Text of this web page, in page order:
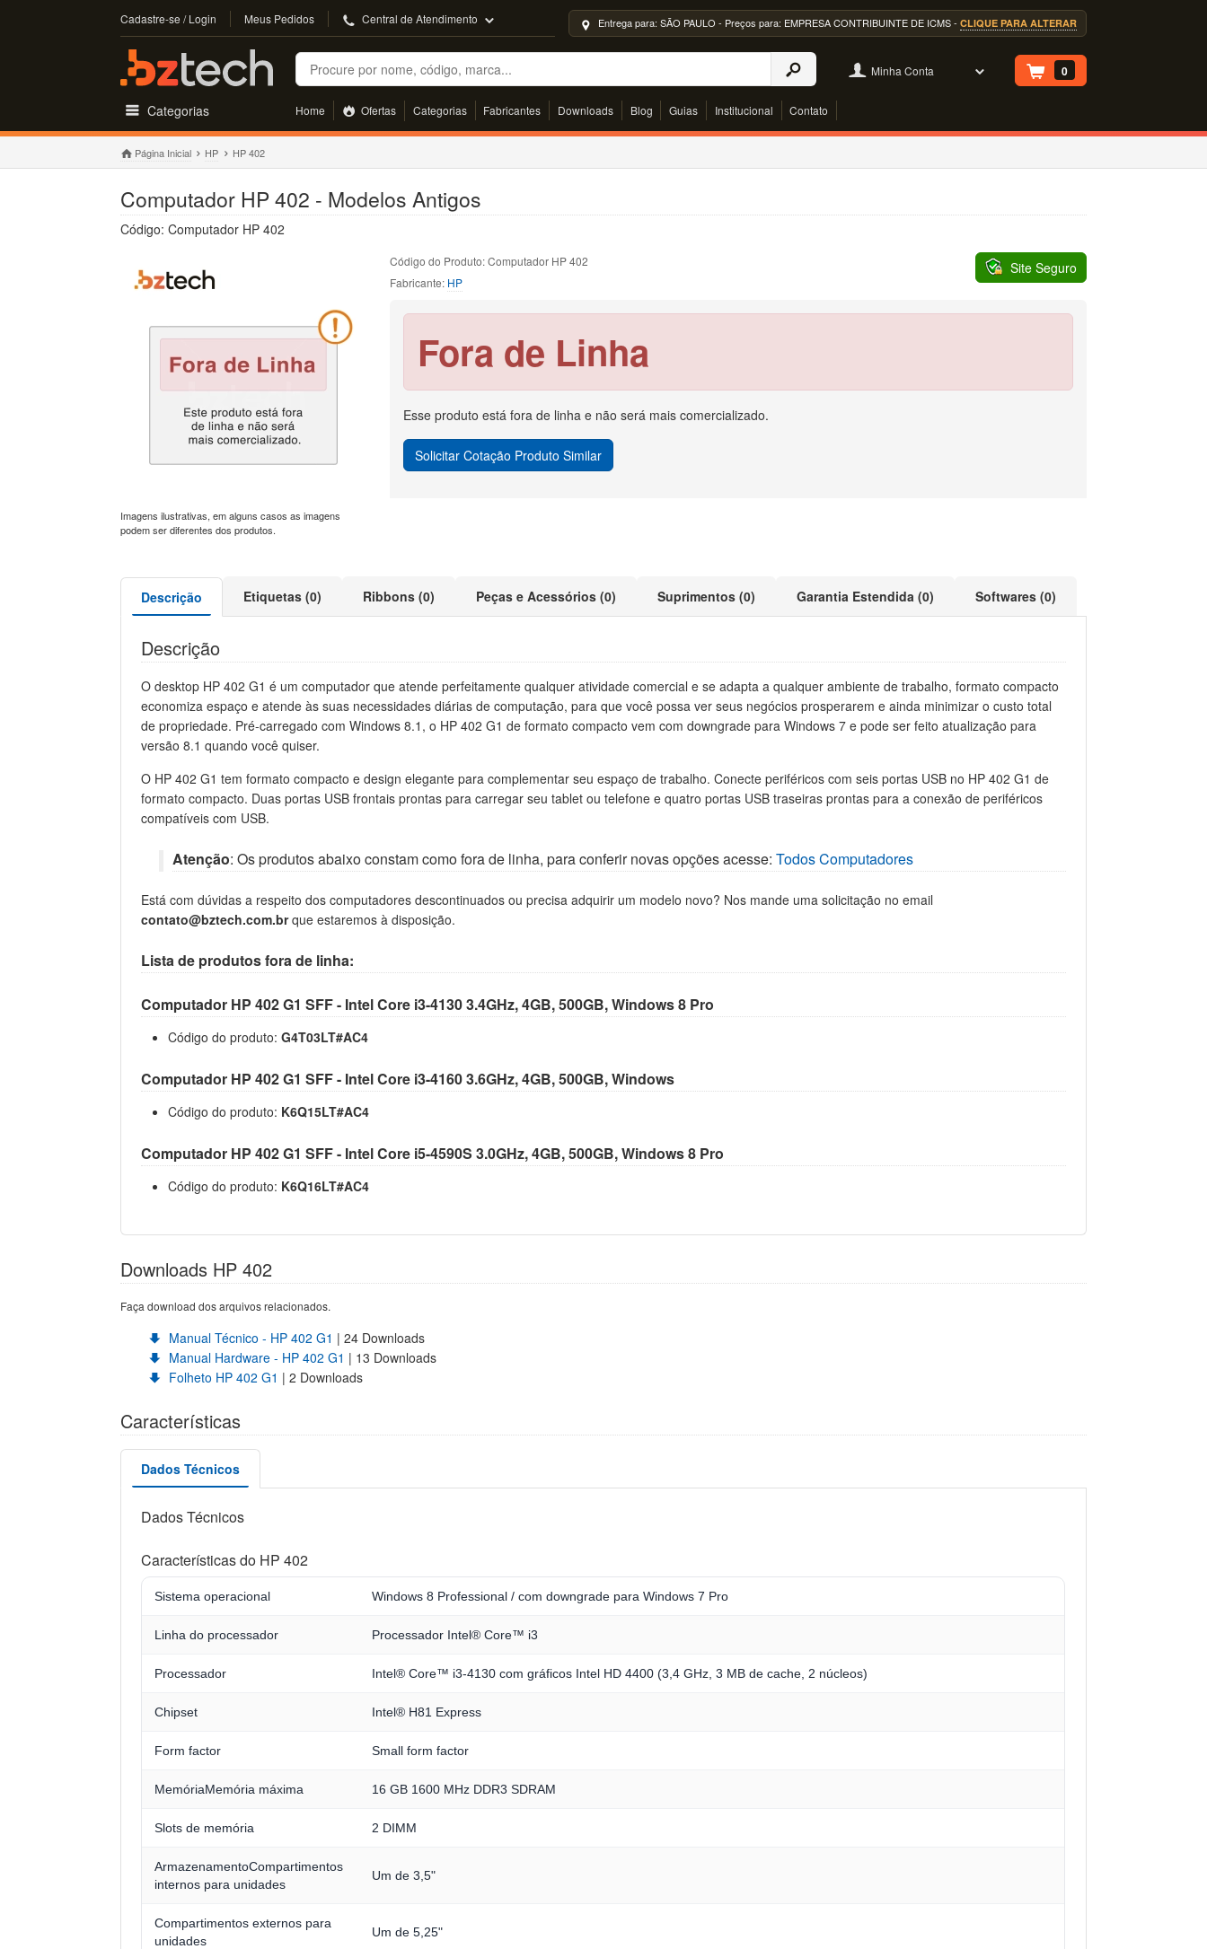
Cadastre-se / Login Meus Pedidos Central de Atendimento Entrega para: SÃO PAULO - Preços para: EMPRESA CONTRIBUINTE DE ICMS - CLIQUE PARA ALTERAR
Buscar
Minha Conta 0
Categorias Home Ofertas Categorias Fabricantes Downloads Blog Guias Institucional Contato
Página Inicial HP HP 402
Computador HP 402 - Modelos Antigos
Código: Computador HP 402
Site Seguro
Imagens ilustrativas, em alguns casos as imagens
podem ser diferentes dos produtos.
Código do Produto: Computador HP 402
Fabricante: HP
Fora de Linha
Esse produto está fora de linha e não será mais comercializado.
Solicitar Cotação Produto Similar
Descrição Etiquetas (0) Ribbons (0) Peças e Acessórios (0) Suprimentos (0) Garantia Estendida (0) Softwares (0)
Descrição
O desktop HP 402 G1 é um computador que atende perfeitamente qualquer atividade comercial e se adapta a qualquer ambiente de trabalho, formato compacto
economiza espaço e atende às suas necessidades diárias de computação, para que você possa ver seus negócios prosperarem e ainda minimizar o custo total
de propriedade. Pré-carregado com Windows 8.1, o HP 402 G1 de formato compacto vem com downgrade para Windows 7 e pode ser feito atualização para
versão 8.1 quando você quiser.
O HP 402 G1 tem formato compacto e design elegante para complementar seu espaço de trabalho. Conecte periféricos com seis portas USB no HP 402 G1 de
formato compacto. Duas portas USB frontais prontas para carregar seu tablet ou telefone e quatro portas USB traseiras prontas para a conexão de periféricos
compatíveis com USB.
Atenção: Os produtos abaixo constam como fora de linha, para conferir novas opções acesse:Todos Computadores
Está com dúvidas a respeito dos computadores descontinuados ou precisa adquirir um modelo novo? Nos mande uma solicitação no email
contato@bztech.com.brque estaremos à disposição.
Lista de produtos fora de linha:
Computador HP 402 G1 SFF - Intel Core i3-4130 3.4GHz, 4GB, 500GB, Windows 8 Pro
Código do produto:G4T03LT#AC4
Computador HP 402 G1 SFF - Intel Core i3-4160 3.6GHz, 4GB, 500GB, Windows
Código do produto: K6Q15LT#AC4
Computador HP 402 G1 SFF - Intel Core i5-4590S 3.0GHz, 4GB, 500GB, Windows 8 Pro
Código do produto: K6Q16LT#AC4
Downloads HP 402
Faça download dos arquivos relacionados.
Manual Técnico - HP 402 G1 | 24 Downloads
Manual Hardware - HP 402 G1 | 13 Downloads
Folheto HP 402 G1 | 2 Downloads
Características
Dados Técnicos
Dados Técnicos
Características do HP 402
Sistema operacional Windows 8 Professional / com downgrade para Windows 7 Pro
Linha do processador Processador Intel® Core™ i3
Processador Intel® Core™ i3-4130 com gráficos Intel HD 4400 (3,4 GHz, 3 MB de cache, 2 núcleos)
Chipset Intel® H81 Express
Form factor Small form factor
MemóriaMemória máxima 16 GB 1600 MHz DDR3 SDRAM
Slots de memória 2 DIMM
ArmazenamentoCompartimentos
internos para unidades
Um de 3,5"
Compartimentos externos para
unidades
Um de 5,25"